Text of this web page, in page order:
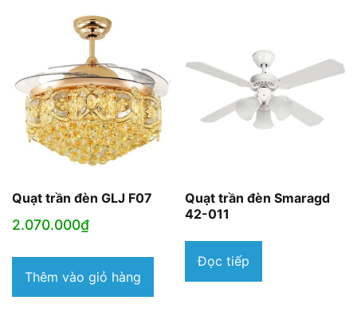
Quạt trần đèn GLJ F07
2.070.000₫
Thêm vào giỏ hàng
Quạt trần đèn Smaragd
42-011
Đọc tiếp